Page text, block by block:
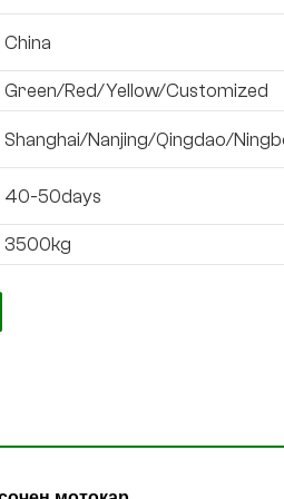
China
Green/Red/Yellow/Customized
Shanghai/Nanjing/Qingdao/
40-50days
3500kg